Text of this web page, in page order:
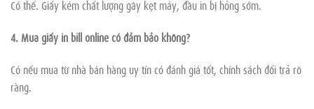
Có thể. Giấy kém chất lượng gây kẹt máy, đầu in bị hỏng sớm.
4. Mua giấy in bill online có đảm bảo không?
Có nếu mua từ nhà bán hàng uy tín có đánh giá tốt, chính sách đổi trả rõ
ràng.